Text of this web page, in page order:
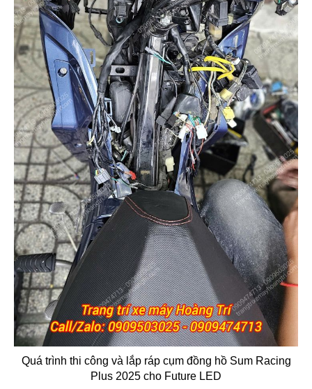
Quá trình thi công và lắp ráp cụm đồng hồ Sum Racing
Plus 2025 cho Future LED